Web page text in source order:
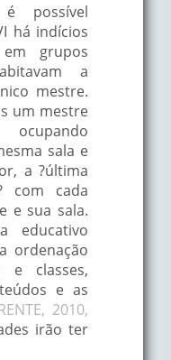
é possível
há indícios
grupos
a
mestre.
um mestre
sala e
a ?última
com cada
e sua sala.
educativo
ordenação
classes,
e as
2010,
irão ter